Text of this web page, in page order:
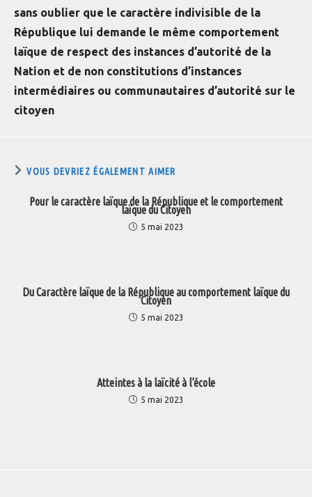
sans oublier que le caractère indivisible de la
République lui demande le même comportement
laïque de respect des instances d’autorité de la
Nation et de non constitutions d’instances
intermédiaires ou communautaires d’autorité sur le
citoyen
VOUS DEVRIEZ ÉGALEMENT AIMER
Pour le caractère laïque de la République et le comportement
laïque du Citoyen
5 mai 2023
Du Caractère laïque de la République au comportement laïque du
Citoyen
5 mai 2023
Atteintes à la laïcité à l’école
5 mai 2023